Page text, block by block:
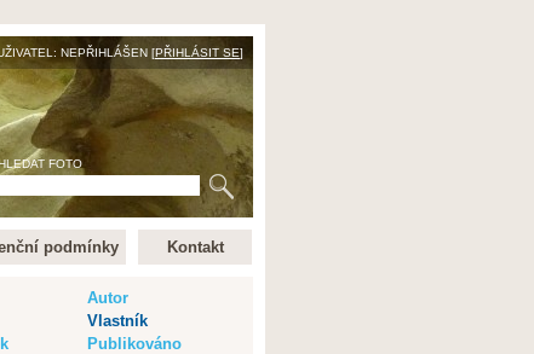
NEPŘIHLÁŠEN [PŘIHLÁSIT SE]
FOTO
podmínky Kontakt
Autor
Vlastník
Publikováno